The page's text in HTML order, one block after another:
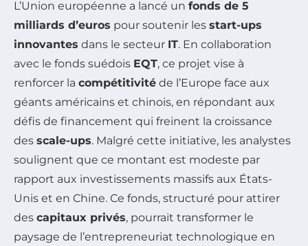
L’Union européenne a lancé un fonds de 5
milliards d’euros pour soutenir les start-ups
innovantes dans le secteur IT. En collaboration
avec le fonds suédois EQT, ce projet vise à
renforcer la compétitivité de l’Europe face aux
géants américains et chinois, en répondant aux
défis de financement qui freinent la croissance
des scale-ups. Malgré cette initiative, les analystes
soulignent que ce montant est modeste par
rapport aux investissements massifs aux États-
Unis et en Chine. Ce fonds, structuré pour attirer
des capitaux privés, pourrait transformer le
paysage de l’entrepreneuriat technologique en